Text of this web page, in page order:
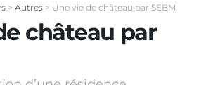
> Autres > Une vie de château par SEBM
château par